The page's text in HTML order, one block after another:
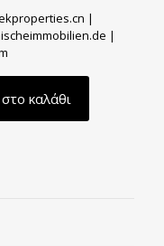
|
|
καλάθι